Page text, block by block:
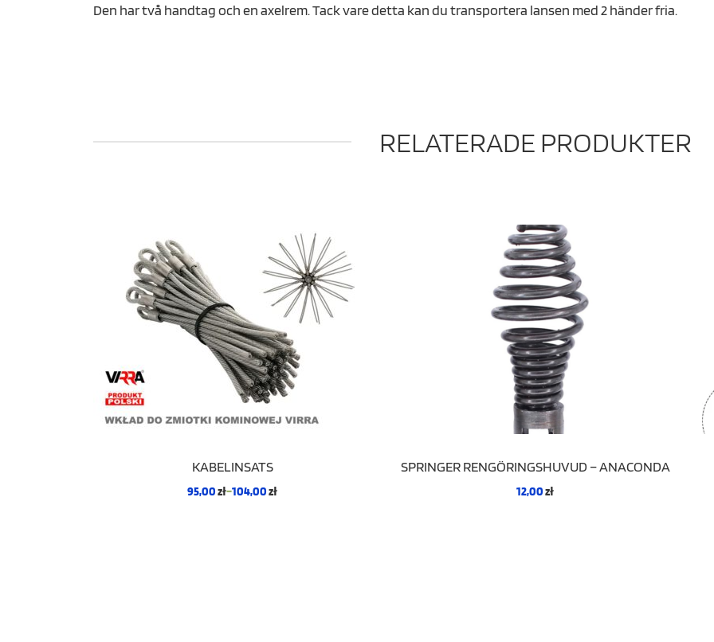
Den har två handtag och en axelrem. Tack vare detta kan du transportera lansen med 2 händer fria.
RELATERADE PRODUKTER
KABELINSATS
95,00zł–104,00zł
SPRINGER RENGÖRINGSHUVUD – ANACONDA
12,00zł